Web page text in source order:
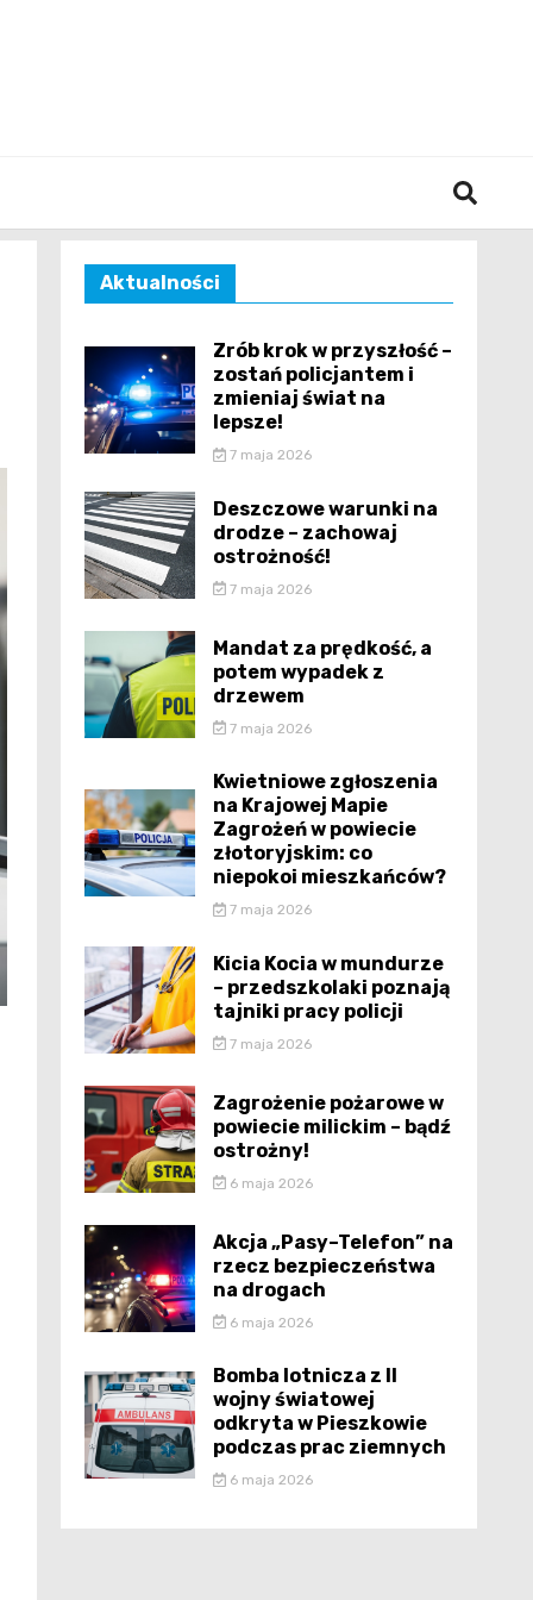
Aktualności
Zrób krok w przyszłość –
zostań policjantem i
zmieniaj świat na
lepsze!
7 maja 2026
Deszczowe warunki na
drodze – zachowaj
ostrożność!
7 maja 2026
Mandat za prędkość, a
potem wypadek z
drzewem
7 maja 2026
Kwietniowe zgłoszenia
na Krajowej Mapie
Zagrożeń w powiecie
złotoryjskim: co
niepokoi mieszkańców?
7 maja 2026
Kicia Kocia w mundurze
– przedszkolaki poznają
tajniki pracy policji
7 maja 2026
Zagrożenie pożarowe w
powiecie milickim – bądź
ostrożny!
6 maja 2026
Akcja „Pasy–Telefon” na
rzecz bezpieczeństwa
na drogach
6 maja 2026
Bomba lotnicza z II
wojny światowej
odkryta w Pieszkowie
podczas prac ziemnych
6 maja 2026